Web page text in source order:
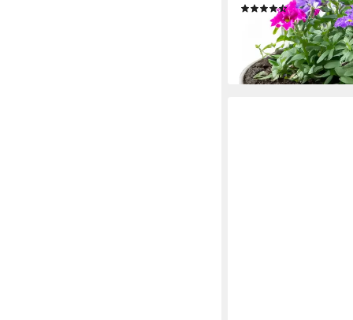
(9)
ab 8,99 €
lieferbar - in 2-3
+2